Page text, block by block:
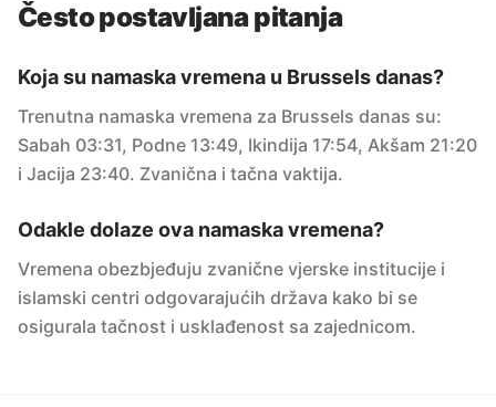
Često postavljana pitanja
Koja su namaska vremena u Brussels danas?
Trenutna namaska vremena za Brussels danas su:
Sabah 03:31, Podne 13:49, Ikindija 17:54, Akšam 21:20
i Jacija 23:40. Zvanična i tačna vaktija.
Odakle dolaze ova namaska vremena?
Vremena obezbjeđuju zvanične vjerske institucije i
islamski centri odgovarajućih država kako bi se
osigurala tačnost i usklađenost sa zajednicom.